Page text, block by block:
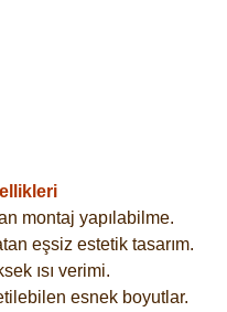
montaj yapılabilme.
eşsiz estetik tasarım.
ısı verimi.
esnek boyutlar.